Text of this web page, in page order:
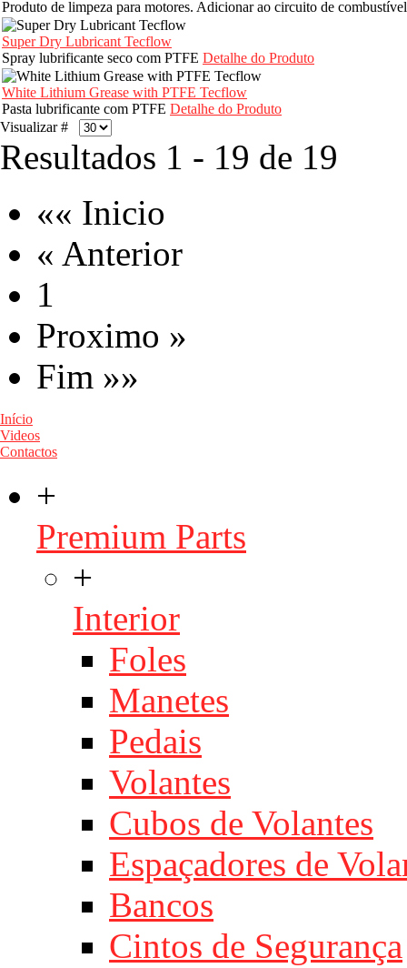
Produto de limpeza para motores. Adicionar ao circuito de
Super Dry Lubricant Tecflow
Spray lubrificante seco com PTFE Detalhe do Produto
White Lithium Grease with PTFE Tecflow
Pasta lubrificante com PTFE Detalhe do Produto
Visualizar #
Resultados 1 - 19 de 19
«« Inicio
« Anterior
1
Proximo »
Fim »»
Início
Videos
Contactos
+
Premium Parts
+
Interior
Foles
Manetes
Pedais
Volantes
Cubos de Volantes
Espaçadores de
Bancos
Cintos de Segurança